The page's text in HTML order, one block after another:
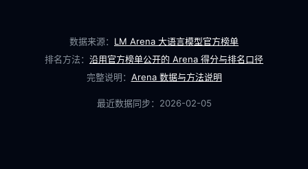
数据来源： LM Arena 大语言模型官方榜单
排名方法： 沿用官方榜单公开的 Arena 得分与排名口径
完整说明： Arena 数据与方法说明
最近数据同步： 2026-02-05